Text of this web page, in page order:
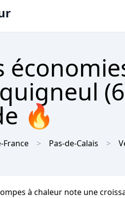
🔥
France Pas-de-Calais
à chaleur note une